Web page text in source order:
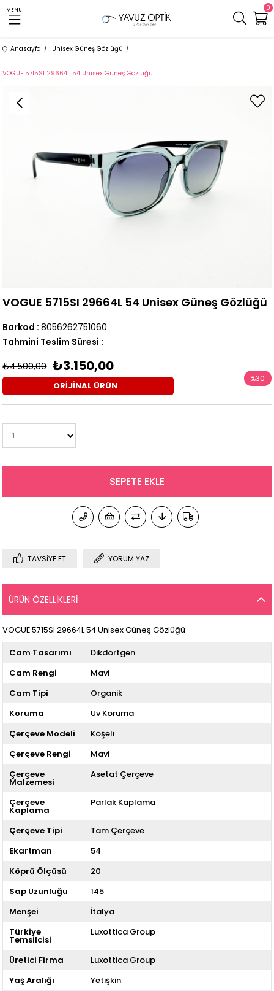
MENU 0
Anasayfa Unisex Güneş Gözlüğü
VOGUE 5715SI 29664L 54 Unisex Güneş Gözlüğü
VOGUE 5715SI 29664L 54 Unisex Güneş Gözlüğü
Barkod : 8056262751060
Tahmini Teslim Süresi :
₺4.500,00 ₺3.150,00
ORİJİNAL ÜRÜN
%30
TAVSIYE ET YORUM YAZ
ÜRÜN ÖZELLIKLERI
VOGUE 5715SI 29664L 54 Unisex Güneş Gözlüğü
Cam Tasarımı
Dikdörtgen
Cam Rengi
Mavi
Cam Tipi
Organik
Koruma
Uv Koruma
Çerçeve Modeli
Köşeli
Çerçeve Rengi
Mavi
Çerçeve
Malzemesi
Asetat Çerçeve
Çerçeve
Kaplama
Parlak Kaplama
Çerçeve Tipi
Tam Çerçeve
Ekartman
54
Köprü Ölçüsü
20
Sap Uzunluğu
145
Menşei
İtalya
Türkiye
Temsilcisi
Luxottica Group
Üretici Firma
Luxottica Group
Yaş Aralığı
Yetişkin